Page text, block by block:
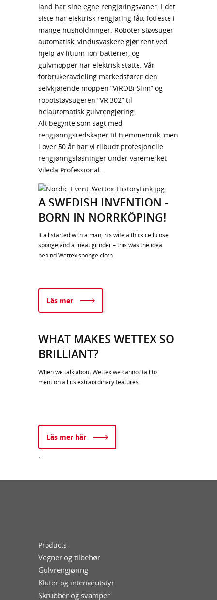
land har sine egne rengjøringsvaner. I det
siste har elektrisk rengjøring fått fotfeste i
mange husholdninger. Roboter støvsuger
automatisk, vindusvaskere gjør rent ved
hjelp av litium-ion-batterier, og
gulvmopper har elektrisk støtte. Vår
forbrukeravdeling markedsfører den
selvkjørende moppen “ViROBi Slim” og
robotstøvsugeren “VR 302” til
helautomatisk gulvrengjøring.
Alt begynte som sagt med
rengjøringsredskaper til hjemmebruk, men
i over 50 år har vi tilbudt profesjonelle
rengjøringsløsninger under varemerket
Vileda Professional.
A SWEDISH INVENTION -
BORN IN NORRKÖPING!
It all started with a man, his wife a thick cellulose
sponge and a meat grinder – this was the idea
behind Wettex sponge cloth
Läs mer
WHAT MAKES WETTEX SO
BRILLIANT?
When we talk about Wettex we cannot fail to
mention all its extraordinary features.
Läs mer här
.
Products
Vogner og tilbehør
Gulvrengjøring
Kluter og interiørutstyr
Skrubber og svamper